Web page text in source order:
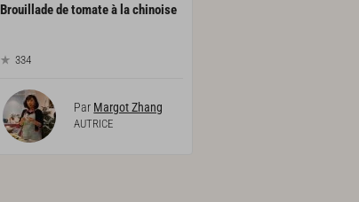
Brouilladedetomateà lachinoise
334
Par Margot Zhang
AUTRICE